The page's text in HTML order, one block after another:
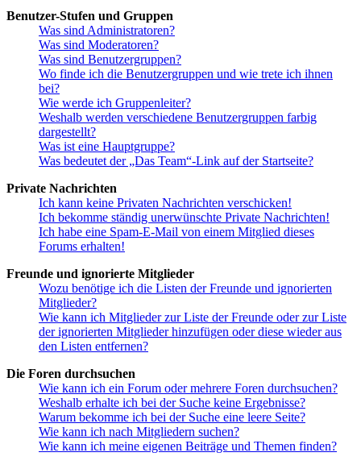
Benutzer-Stufen und Gruppen
Was sind Administratoren?
Was sind Moderatoren?
Was sind Benutzergruppen?
Wo finde ich die Benutzergruppen und wie trete ich ihnen
bei?
Wie werde ich Gruppenleiter?
Weshalb werden verschiedene Benutzergruppen farbig
dargestellt?
Was ist eine Hauptgruppe?
Was bedeutet der „Das Team“-Link auf der Startseite?
Private Nachrichten
Ich kann keine Privaten Nachrichten verschicken!
Ich bekomme ständig unerwünschte Private Nachrichten!
Ich habe eine Spam-E-Mail von einem Mitglied dieses
Forums erhalten!
Freunde und ignorierte Mitglieder
Wozu benötige ich die Listen der Freunde und ignorierten
Mitglieder?
Wie kann ich Mitglieder zur Liste der Freunde oder zur Liste
der ignorierten Mitglieder hinzufügen oder diese wieder aus
den Listen entfernen?
Die Foren durchsuchen
Wie kann ich ein Forum oder mehrere Foren durchsuchen?
Weshalb erhalte ich bei der Suche keine Ergebnisse?
Warum bekomme ich bei der Suche eine leere Seite?
Wie kann ich nach Mitgliedern suchen?
Wie kann ich meine eigenen Beiträge und Themen finden?